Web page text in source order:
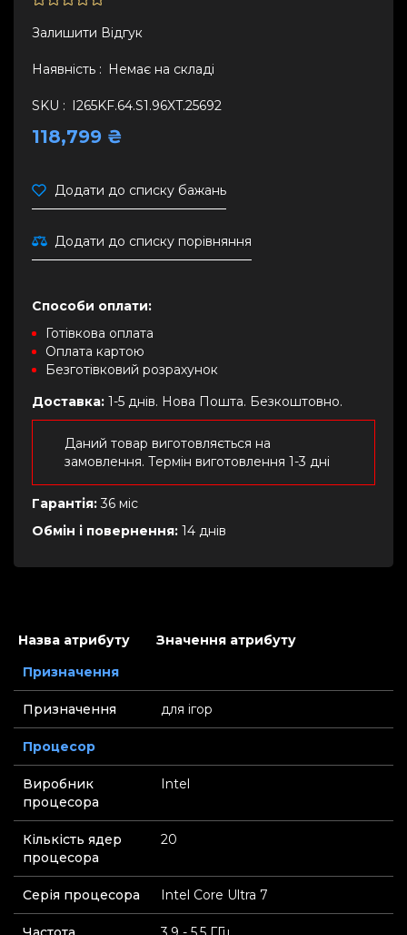
Залишити Вiдгук
Наявність : Немає на складі
SKU : I265KF.64.S1.96XT.25692
118,799 ₴
Додати до списку бажань
Додати до списку порівняння
Способи оплати:
Готівкова оплата
Оплата картою
Безготівковий розрахунок
Доставка: 1-5 днів. Нова Пошта. Безкоштовно.
Даний товар виготовляється на
замовлення. Термін виготовлення 1-3 дні
Гарантія:36 міс
Обмін і повернення: 14 днів
Назва атрибуту
Значення атрибуту
Призначення
Призначення для ігор
Процесор
Виробник
процесора
Intel
Кількість ядер
процесора
20
Серія процесора Intel Core Ultra 7